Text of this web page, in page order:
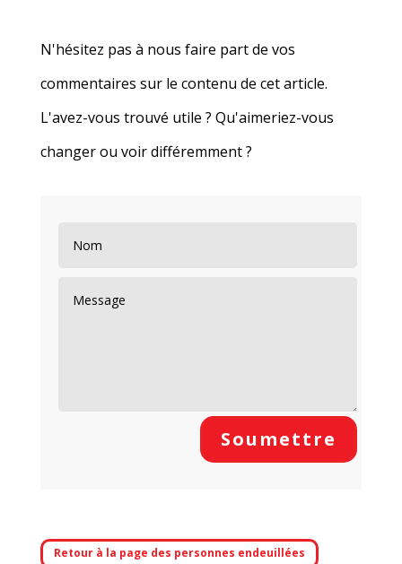
N'hésitez pas à nous faire part de vos
commentaires sur le contenu de cet article.
L'avez-vous trouvé utile ? Qu'aimeriez-vous
changer ou voir différemment ?
Soumettre
Retour à la page des personnes endeuillées